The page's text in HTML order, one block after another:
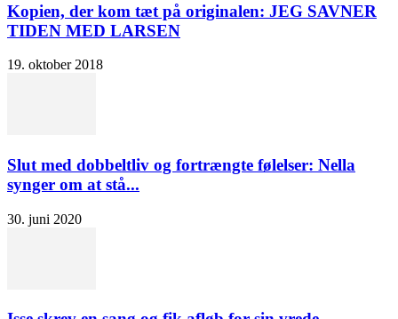
Kopien, der kom tæt på originalen: JEG SAVNER
TIDEN MED LARSEN
19. oktober 2018
Slut med dobbeltliv og fortrængte følelser: Nella
synger om at stå...
30. juni 2020